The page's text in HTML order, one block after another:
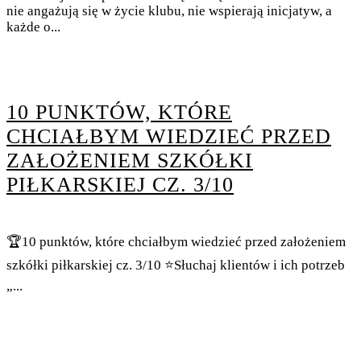
nie angażują się w życie klubu, nie wspierają inicjatyw, a
każde o...
10 PUNKTÓW, KTÓRE
CHCIAŁBYM WIEDZIEĆ PRZED
ZAŁOŻENIEM SZKÓŁKI
PIŁKARSKIEJ CZ. 3/10
🏆10 punktów, które chciałbym wiedzieć przed założeniem
szkółki piłkarskiej cz. 3/10 ⭐Słuchaj klientów i ich potrzeb
„...